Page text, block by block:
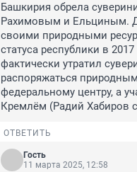
Башкирия обрела
Рахимовым и Ельциным.
своими природными
статуса республики в
фактически утратил
распоряжаться
федеральному центру, а
Кремлём (Радий Хабиров
ОТВЕТИТЬ
Гость
11 марта 2025, 12:58